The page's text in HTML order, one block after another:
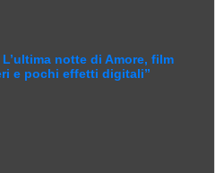
notte di Amore, film
e pochi effetti digitali”